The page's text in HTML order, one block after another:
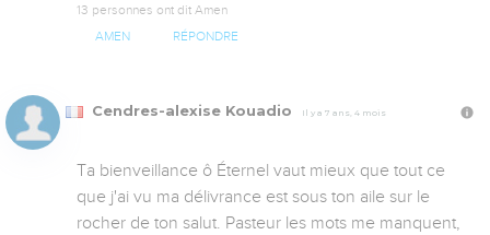
13 personnes ont dit Amen
AMEN RÉPONDRE
Cendres-alexise Kouadio Il y a 7 ans, 4 mois
Ta bienveillance ô Éternel vaut mieux que tout ce
que j'ai vu ma délivrance est sous ton aile sur le
rocher de ton salut. Pasteur les mots me manquent,